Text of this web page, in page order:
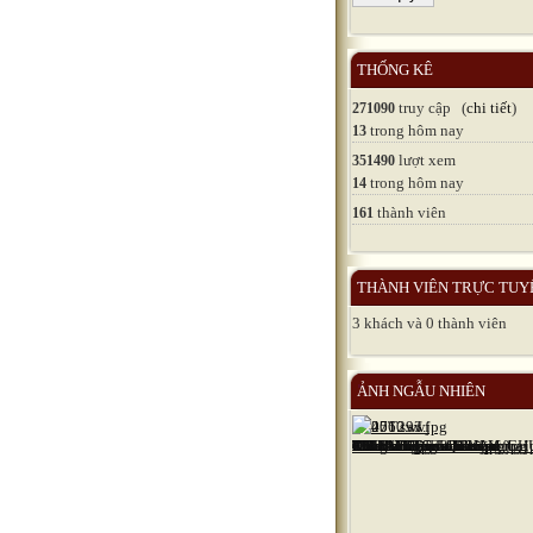
THỐNG KÊ
271090 truy cập (chi tiết)
13 trong hôm nay
351490 lượt xem
14 trong hôm nay
161 thành viên
THÀNH VIÊN TRỰC
3 khách và 0 thành viên
ẢNH NGẪU NHIÊN